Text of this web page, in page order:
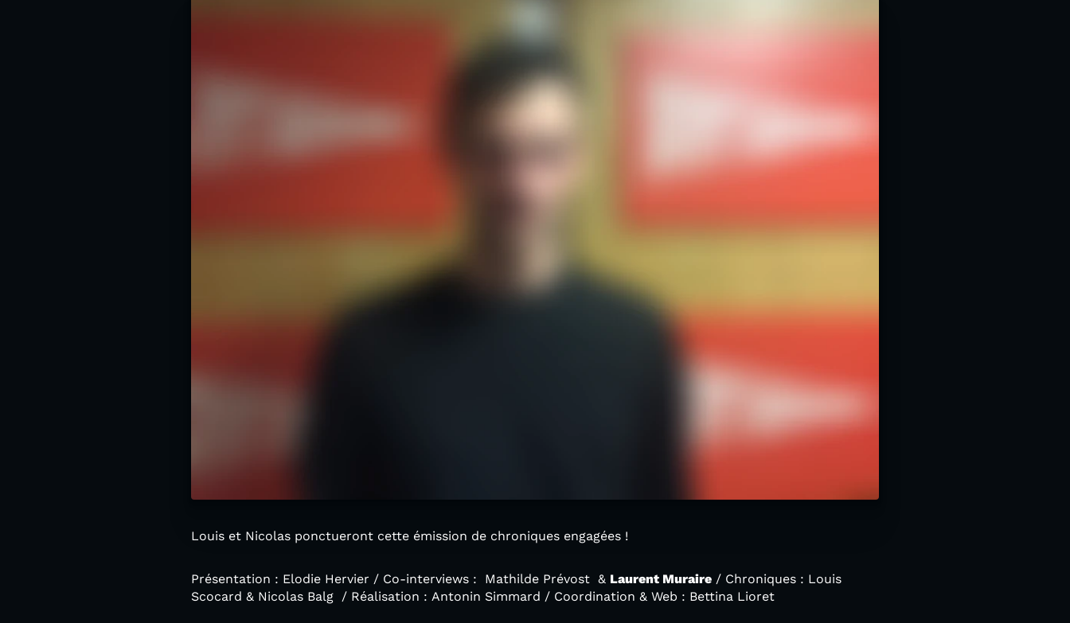
Louis et Nicolas ponctueront cette émission de chroniques engagées !
Présentation : Elodie Hervier / Co-interviews : Mathilde Prévost & Laurent Muraire / Chroniques : Louis
Scocard & Nicolas Balg / Réalisation : Antonin Simmard / Coordination & Web : Bettina Lioret